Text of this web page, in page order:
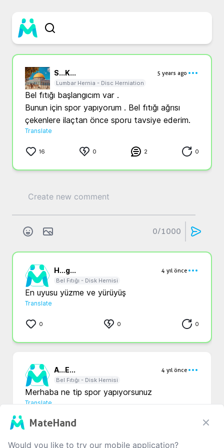
S...K...
5 years ago
Lumbar Hernia - Disc Herniation
Bel fıtığı başlangıcım var .
Bunun için spor yapıyorum . Bel fıtığı ağrısı
çekenlere ilaçtan önce sporu tavsiye ederim.
Translate
16 0 2 0
0/1000
H...g...
4 yıl önce
Bel Fıtığı - Disk Hernisi
En uyusu yüzme ve yürüyüş
Translate
0 0 0
A...E...
4 yıl önce
Bel Fıtığı - Disk Hernisi
Merhaba ne tip spor yapıyorsunuz
Translate
1
MateHand
Would you like to try our mobile application?